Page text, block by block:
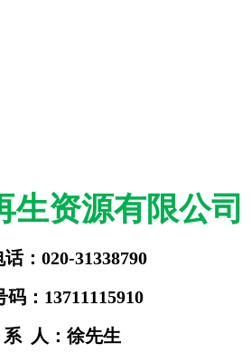
生资源有限公司
：020-31338790
码：13711115910
人：徐先生